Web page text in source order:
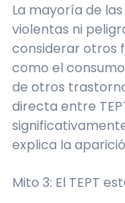
La mayoría de
violentas ni
considerar otros
como el
de otros
directa entre
explica la
Mito 3: El TEPT